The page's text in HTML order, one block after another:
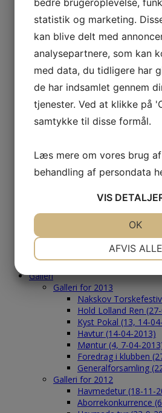
2004
Årets Største & Klubrekorder
2025
2024
2022
2021
2020
2019
2016
2015
Fra 2009 til 1970
Klubrekorder 1970-2025
Gamle N.S.F. & ABU film
Galleri
Galleri for 2013
Nakskov
Hold Lolland Ren
Kyst Pokal (13, 14-
Havtur (14-04-2013)
Møntur (4, 7-04-
Foredrag i klubben
Generalforsamling
Galleri for 2012
Havmedetur (18-11-
Aborrekonkurrence
bedre brugeroplevelse,
statistik og marketing.
kan blive delt med
analysepartnere, som kan
med data, du tidligere har
de har indsamlet gennem
tjenester. Ved at klikke på
samtykke til disse formål.
Læs mere om vores brug
behandling af persondata
VIS
MARKETING
AFVIS ALLE
OK